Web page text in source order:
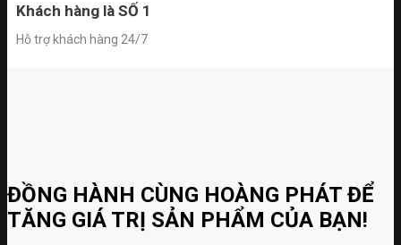
Khách hàng là SỐ 1
Hỗ trợ khách hàng 24/7
ĐỒNG HÀNH CÙNG HOÀNG PHÁT ĐỂ
TĂNG GIÁ TRỊ SẢN PHẨM CỦA BẠN!